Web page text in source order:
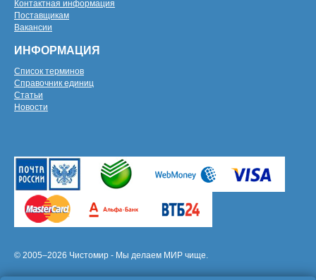
Контактная информация
Поставщикам
Вакансии
ИНФОРМАЦИЯ
Список терминов
Справочник единиц
Статьи
Новости
© 2005–2026 Чистомир - Мы делаем МИР чище.